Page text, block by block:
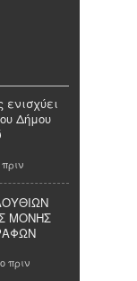
Δήμου
ΜΟΝΗΣ
πριν